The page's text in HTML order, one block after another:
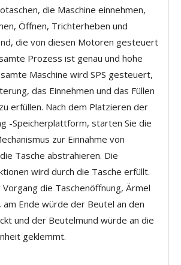
die Maschine einnehmen,
Öffnen, Trichterheben und
die von diesen Motoren gesteuert
Prozess ist genau und hohe
Maschine wird SPS gesteuert,
das Einnehmen und das Füllen
erfüllen. Nach dem Platzieren der
-Speicherplattform, starten Sie die
zur Einnahme von
Tasche abstrahieren. Die
wird durch die Tasche erfüllt.
die Taschenöffnung, Ärmel
am Ende würde der Beutel an den
und der Beutelmund würde an die
geklemmt.